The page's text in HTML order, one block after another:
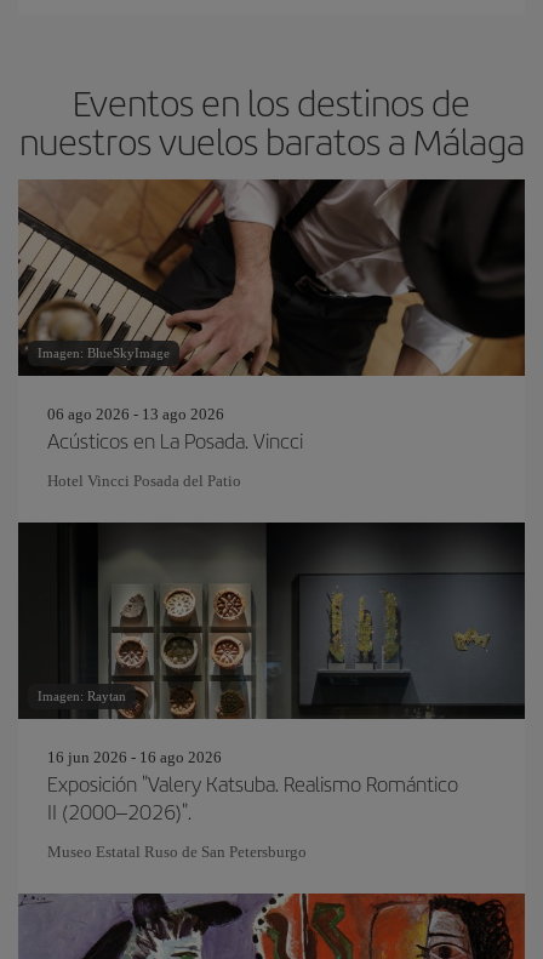
Eventos en los destinos de
nuestros vuelos baratos a Málaga
Imagen: BlueSkyImage
06 ago 2026 - 13 ago 2026
Acústicos en La Posada. Vincci
Hotel Vincci Posada del Patio
Imagen: Raytan
16 jun 2026 - 16 ago 2026
Exposición "Valery Katsuba. Realismo Romántico
II (2000–2026)".
Museo Estatal Ruso de San Petersburgo